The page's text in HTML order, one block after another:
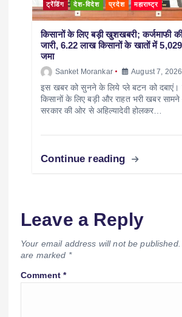
ट्रेंडिंग देश-विदेश प्रदेश महाराष्ट्र
किसानों के लिए बड़ी खुशखबरी; कर्जमाफी
जारी, 6.22 लाख किसानों के खातों में
जमा
Sanket Morankar August 7, 2026
इस खबर को सुनने के लिये प्ले बटन को दबाएं।
किसानों के लिए बड़ी और राहत भरी खबर
सरकार की ओर से अहिल्यादेवी होलकर…
Continue reading
Leave a Reply
Your email address will not be published.
are marked *
Comment*